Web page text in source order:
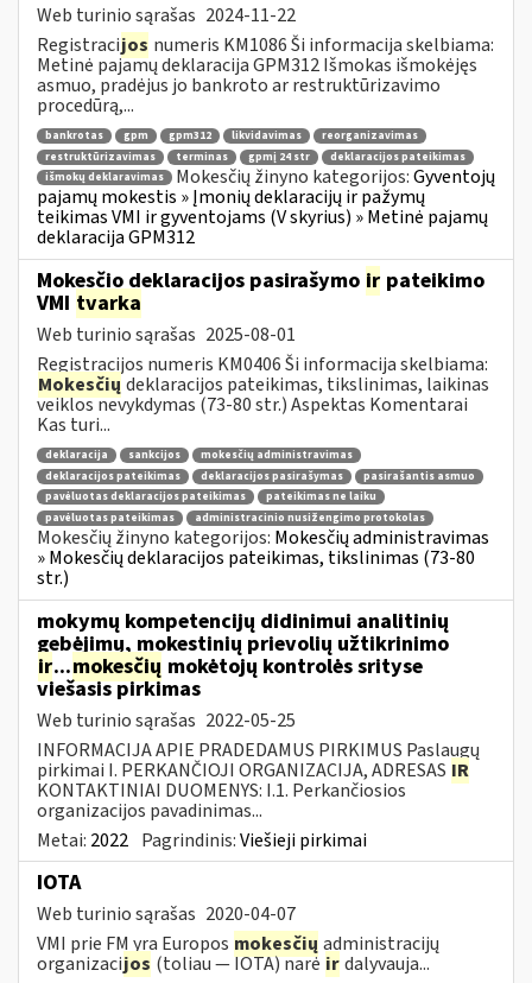
Web turinio sąrašas 2024-11-22
Registracijos numeris KM1086 Ši informacija skelbiama:
Metinė pajamų deklaracija GPM312 Išmokas išmokėjęs
asmuo, pradėjus jo bankroto ar restruktūrizavimo
procedūrą,...
bankrotas gpm gpm312 likvidavimas
reorganizavimas
restruktūrizavimas
terminas gpmį 24 str
deklaracijos pateikimas
išmokų deklaravimas
Mokesčių žinyno kategorijos:Gyventojų
pajamų mokestis » Įmonių deklaracijų ir pažymų
teikimas VMI ir gyventojams (V skyrius) » Metinė pajamų
deklaracija GPM312
Mokesčio deklaracijos pasirašymo ir pateikimo
VMI tvarka
Web turinio sąrašas 2025-08-01
Registracijos numeris KM0406 Ši informacija skelbiama:
Mokesčių deklaracijos pateikimas, tikslinimas, laikinas
veiklos nevykdymas (73-80 str.) Aspektas Komentarai
Kas turi...
deklaracija sankcijos
mokesčių administravimas
deklaracijos pateikimas
deklaracijos pasirašymas
pasirašantis asmuo
pavėluotas deklaracijos pateikimas
pateikimas ne laiku
pavėluotas pateikimas
administracinio nusižengimo protokolas
Mokesčių žinyno kategorijos: Mokesčių administravimas
» Mokesčių deklaracijos pateikimas, tikslinimas (73-80
str.)
mokymų kompetencijų didinimui analitinių
gebėjimų, mokestinių prievolių užtikrinimo
ir...mokesčių mokėtojų kontrolės srityse
viešasis pirkimas
Web turinio sąrašas 2022-05-25
INFORMACIJA APIE PRADEDAMUS PIRKIMUS Paslaugų
pirkimai I. PERKANČIOJI ORGANIZACIJA, ADRESAS IR
KONTAKTINIAI DUOMENYS: I.1. Perkančiosios
organizacijos pavadinimas...
Metai: 2022 Pagrindinis:Viešieji pirkimai
IOTA
Web turinio sąrašas 2020-04-07
VMI prie FM yra Europos mokesčių administracijų
organizacijos (toliau — IOTA) narė irdalyvauja...